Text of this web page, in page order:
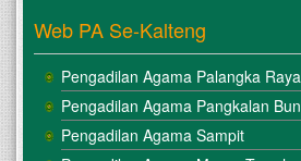
Web PA Se-Kalteng
Pengadilan Agama Palangka Raya
Pengadilan Agama Pangkalan Bun
Pengadilan Agama Sampit